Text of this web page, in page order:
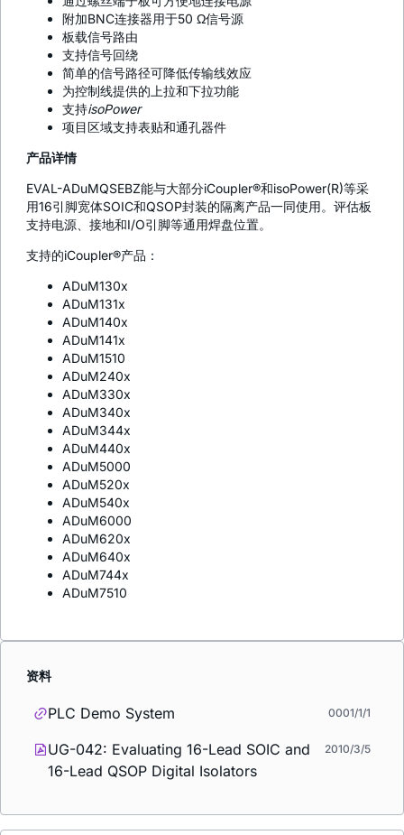
附加BNC连接器用于50 Ω信号源
板载信号路由
支持信号回绕
简单的信号路径可降低传输线效应
为控制线提供的上拉和下拉功能
支持isoPower
项目区域支持表贴和通孔器件
产品详情
EVAL-ADuMQSEBZ能与大部分iCoupler®和isoPower(R)等采
用16引脚宽体SOIC和QSOP封装的隔离产品一同使用。评估板
支持电源、接地和I/O引脚等通用焊盘位置。
支持的iCoupler®产品：
ADuM130x
ADuM131x
ADuM140x
ADuM141x
ADuM1510
ADuM240x
ADuM330x
ADuM340x
ADuM344x
ADuM440x
ADuM5000
ADuM520x
ADuM540x
ADuM6000
ADuM620x
ADuM640x
ADuM744x
ADuM7510
资料
PLC Demo System 0001/1/1
UG-042: Evaluating 16-Lead SOIC and
16-Lead QSOP Digital Isolators
2010/3/5